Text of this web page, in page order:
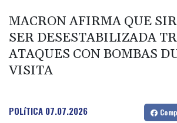
EEUU pierde empleos, un golpe a las
sobre la economía
España amenaza a Italia con "medidas"
controles en la frontera
papa en Francia
MACRON AFIRMA QUE
SER DESESTABILIZADA
ATAQUES CON BOMBAS
VISITA
POLíTICA 07.07.2026